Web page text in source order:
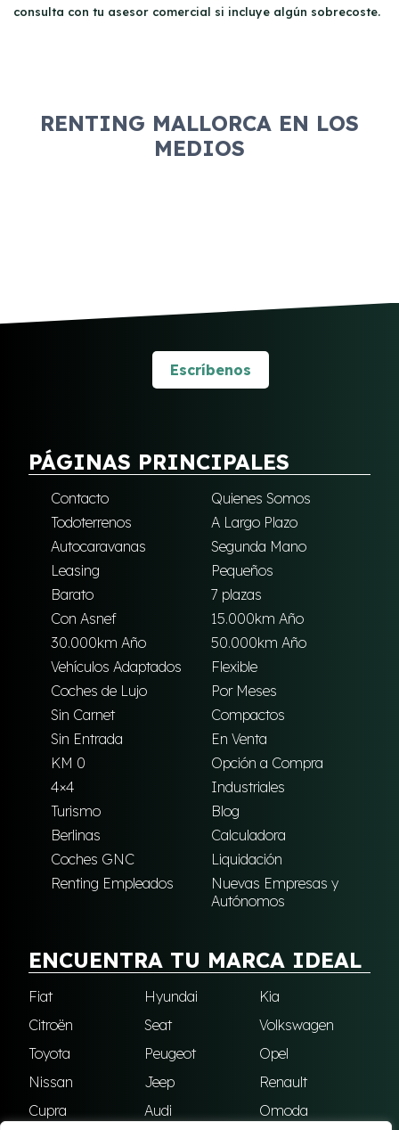
consulta con tu asesor comercial si incluye algún sobrecoste.
RENTING MALLORCA EN LOS
MEDIOS
Escríbenos
PÁGINAS PRINCIPALES
Contacto
Quienes Somos
Todoterrenos
A Largo Plazo
Autocaravanas
Segunda Mano
Leasing
Pequeños
Barato
7 plazas
Con Asnef
15.000km Año
30.000km Año
50.000km Año
Vehículos Adaptados
Flexible
Coches de Lujo
Por Meses
Sin Carnet
Compactos
Sin Entrada
En Venta
KM 0
Opción a Compra
4×4
Industriales
Turismo
Blog
Berlinas
Calculadora
Coches GNC
Liquidación
Renting Empleados
Nuevas Empresas y
Autónomos
ENCUENTRA TU MARCA IDEAL
Fiat Hyundai
Kia
Citroën
Seat
Volkswagen
Toyota
Peugeot
Opel
Nissan
Jeep
Renault
Cupra
Audi
Omoda